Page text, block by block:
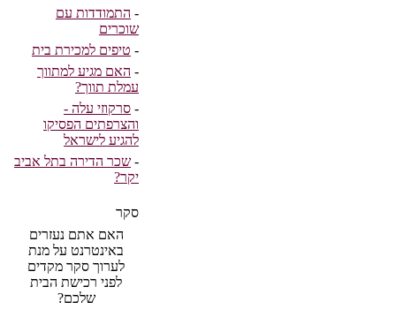
- התמודדות עם
שוכרים
- טיפים למכירת בית
- האם מגיע למתווך
עמלת תווך?
- סרקוזי עלה -
והצרפתים הפסיקו
להגיע לישראל
- שכר הדירה בתל אביב
יקר?
סקר
האם אתם נעזרים
באינטרנט על מנת
לערוך סקר מקדים
לפני רכישת הבית
שלכם?